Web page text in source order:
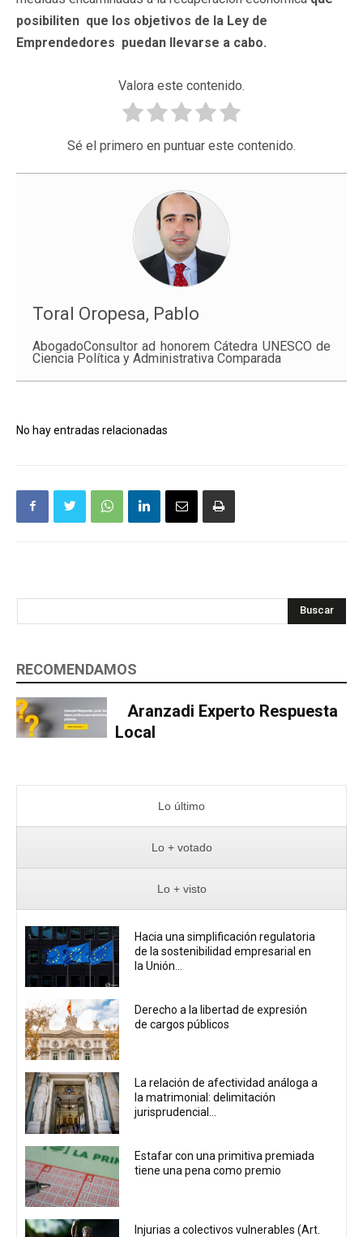
posibiliten que los objetivos de la Ley de
Emprendedores puedan llevarse a cabo.
Valora este contenido.
Sé el primero en puntuar este contenido.
Toral Oropesa, Pablo
AbogadoConsultor ad honorem Cátedra UNESCO de
Ciencia Política y Administrativa Comparada
No hay entradas relacionadas
Buscar
RECOMENDAMOS
Aranzadi Experto Respuesta
Local
Lo último
Lo + votado
Lo + visto
Hacia una simplificación regulatoria
de la sostenibilidad empresarial en
la Unión...
Derecho a la libertad de expresión
de cargos públicos
La relación de afectividad análoga a
la matrimonial: delimitación
jurisprudencial...
Estafar con una primitiva premiada
tiene una pena como premio
Injurias a colectivos vulnerables (Art.